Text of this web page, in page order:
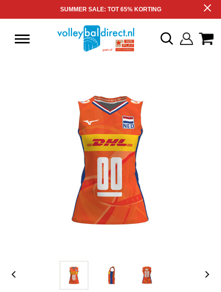
SUMMER SALE: TOT 65% KORTING